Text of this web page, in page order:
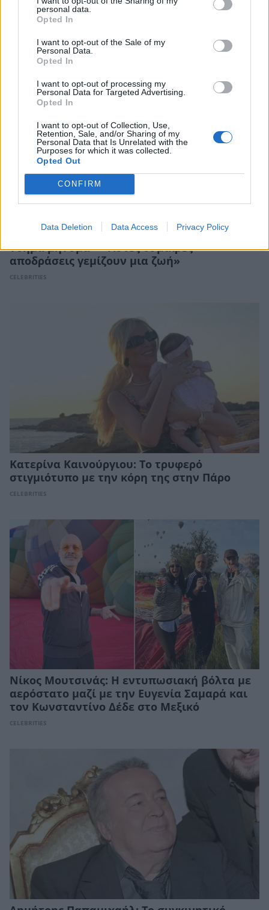
personal data.
Opted In
I want to opt-out of the Sale of my
Personal Data.
Opted In
I want to opt-out of processing my
Personal Data for Targeted Advertising.
Opted In
I want to opt-out of Collection, Use,
Retention, Sale, and/or Sharing of my
Personal Data that Is Unrelated with the
Purposes for which it was collected.
Opted Out
CONFIRM
Data Deletion Data Access Privacy Policy
ΠΕΡΙΣΣΟΤΕΡΑ ΣΤΟ
Αλέξης Γεωργούλης: Η καλοκαιρινή
φωτογραφία δίπλα στο κύμα και το γεμάτο
νόημα μήνυμα – «Αυτές οι μικρές
αποδράσεις γεμίζουν μια ζωή»
CELEBRITIES
Κατερίνα Καινούργιου: Το τρυφερό
στιγμιότυπο με την κόρη της στην Πάρο
CELEBRITIES
Νίκος Μουτσινάς: Η εντυπωσιακή βόλτα με
αερόστατο μαζί με την Ευγενία Σαμαρά και
τον Κωνσταντίνο Δέδε στο Μεξικό
CELEBRITIES